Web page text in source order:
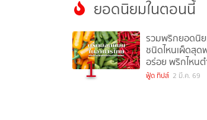
ยอดนิยมในตอนนี้
1
รวมพริกยอดนิย
ชนิดไหนเผ็ดสุด
อร่อย พริกไหน
ฟู้ด ทิปส์ 2 มี.ค. 69